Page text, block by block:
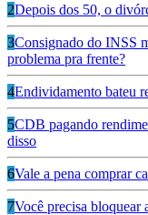
2Depois dos 50, o
3Consignado do INSS
problema pra frente?
4Endividamento bateu
5CDB pagando
disso
6Vale a pena comprar
7Você precisa bloquear